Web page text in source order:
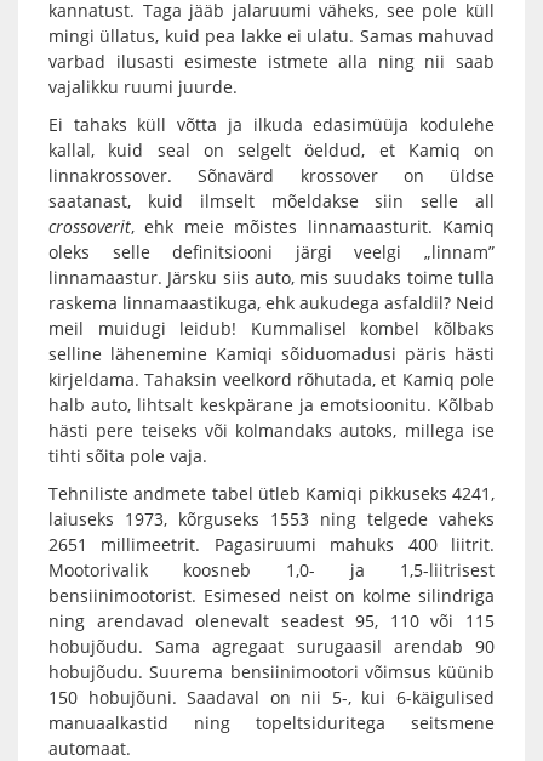
kannatust. Taga jääb jalaruumi väheks, see pole küll
mingi üllatus, kuid pea lakke ei ulatu. Samas mahuvad
varbad ilusasti esimeste istmete alla ning nii saab
vajalikku ruumi juurde.
Ei tahaks küll võtta ja ilkuda edasimüüja kodulehe
kallal, kuid seal on selgelt öeldud, et Kamiq on
linnakrossover. Sõnavärd krossover on üldse
saatanast, kuid ilmselt mõeldakse siin selle all
crossoverit, ehk meie mõistes linnamaasturit. Kamiq
oleks selle definitsiooni järgi veelgi „linnam”
linnamaastur. Järsku siis auto, mis suudaks toime tulla
raskema linnamaastikuga, ehk aukudega asfaldil? Neid
meil muidugi leidub! Kummalisel kombel kõlbaks
selline lähenemine Kamiqi sõiduomadusi päris hästi
kirjeldama. Tahaksin veelkord rõhutada, et Kamiq pole
halb auto, lihtsalt keskpärane ja emotsioonitu. Kõlbab
hästi pere teiseks või kolmandaks autoks, millega ise
tihti sõita pole vaja.
Tehniliste andmete tabel ütleb Kamiqi pikkuseks 4241,
laiuseks 1973, kõrguseks 1553 ning telgede vaheks
2651 millimeetrit. Pagasiruumi mahuks 400 liitrit.
Mootorivalik koosneb 1,0- ja 1,5-liitrisest
bensiinimootorist. Esimesed neist on kolme silindriga
ning arendavad olenevalt seadest 95, 110 või 115
hobujõudu. Sama agregaat surugaasil arendab 90
hobujõudu. Suurema bensiinimootori võimsus küünib
150 hobujõuni. Saadaval on nii 5-, kui 6-käigulised
manuaalkastid ning topeltsiduritega seitsmene
automaat.